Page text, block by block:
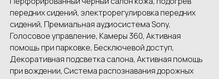
передних сидений, электрорегулировка передних
сидений, Премиальная аудиосистема Sony,
Голосовое управление, Камеры 360, Активная
помощь при парковке, Бесключевой доступ,
Декоративная подсветка салона, Активная помощь
при вождении, Система распознавания дорожных